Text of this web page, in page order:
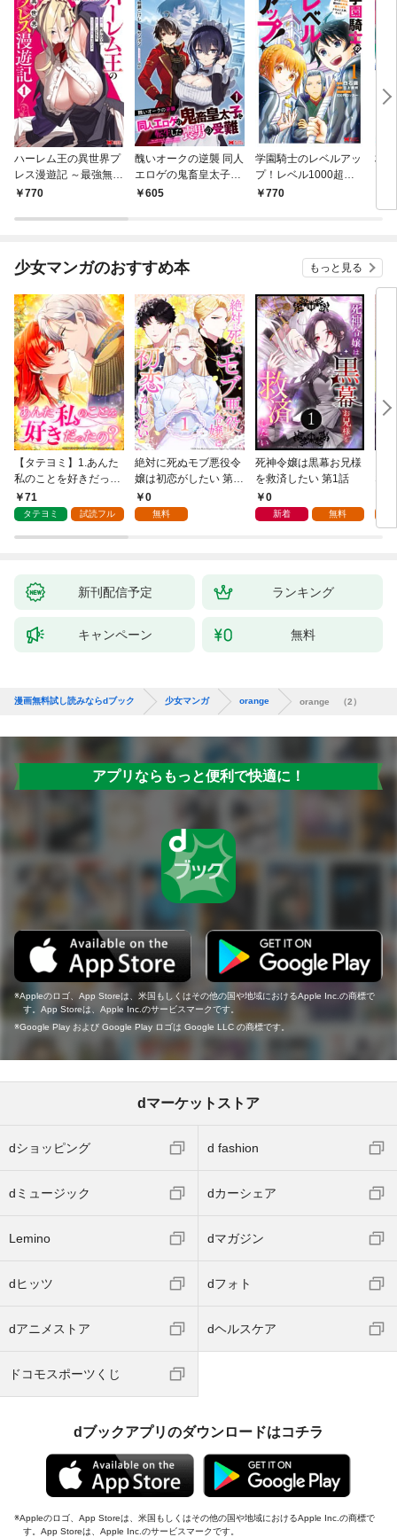
ハーレム王の異世界プ
レス漫遊記 ～最強無双
のおじさんはあらゆる
ミック） 1
770
醜いオークの逆襲 同人
エロゲの鬼畜皇太子に
転生した喪男の受難
605
学園騎士のレベルアッ
プ！レベル1000超え
の転生者、落ちこぼれ
770
村
少女マンガのおすすめ本 もっと見る
【タテヨミ】1.あんた
私のことを好きだった
の？
71
タテヨミ 試読フル
絶対に死ぬモブ悪役令
嬢は初恋がしたい 第1
話0
無料
死神令嬢は黒幕お兄様
を救済したい 第1話
0
新着 無料
な
新刊配信予定 ランキング
キャンペーン 無料
漫画無料試し読みならdブック 少女マンガ orange orange （2）
アプリならもっと便利で快適に！
Appleのロゴ、App Storeは、米国もしくはその他の国や地域におけるApple Inc.の商標で
す。App Storeは、Apple Inc.のサービスマークです。
Google Play および Google Play ロゴは Google LLC の商標です。
dマーケットストア
dショッピング d fashion
dミュージック dカーシェア
Lemino dマガジン
dヒッツ dフォト
dアニメストア dヘルスケア
ドコモスポーツくじ
dブックアプリのダウンロードはコチラ
Appleのロゴ、App Storeは、米国もしくはその他の国や地域におけるApple Inc.の商標で
す。App Storeは、Apple Inc.のサービスマークです。